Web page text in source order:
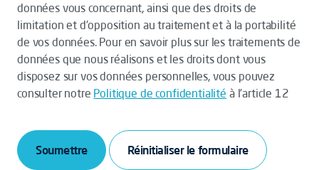
données vous concernant, ainsi que des droits de
limitation et d’opposition au traitement et à la portabilité
de vos données. Pour en savoir plus sur les traitements de
données que nous réalisons et les droits dont vous
disposez sur vos données personnelles, vous pouvez
consulter notre Politique de confidentialité à l’article 12
Soumettre